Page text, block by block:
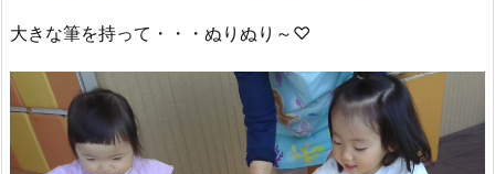
大きな筆を持って・・・ぬりぬり～♡